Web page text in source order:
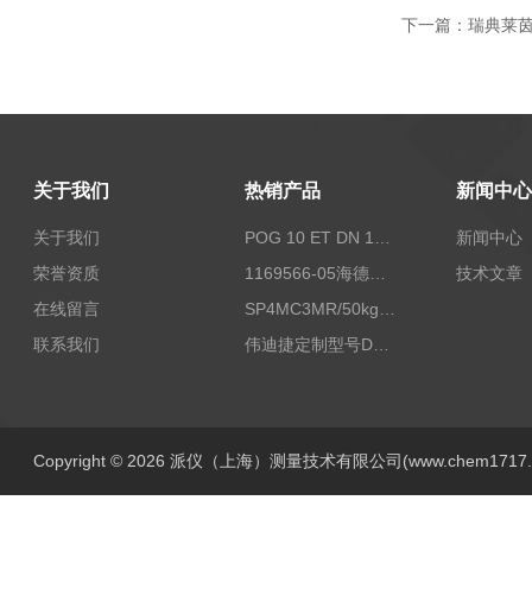
下一篇： 瑞典莱
关于我们
关于我们
荣誉资质
在线留言
联系我们
热销产品
1169566-05海德汉西门子编码器现货
伟迪捷定制型号DHM506-5000-002
新闻中心
新闻中心
技术文章
Copyright © 2026 派仪（上海）测量技术有限公司